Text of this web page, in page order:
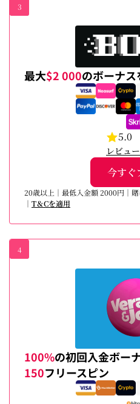
3
最大$2 000のボーナス
5.0
レビュ
今すぐ
20歳以上｜最低入金額 2000円｜
｜ T＆Cを適用
4
100%の初回入金ボー
150フリースピン